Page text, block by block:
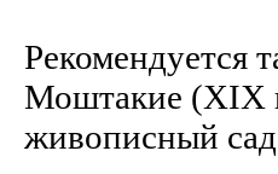
Рекомендуется
Моштакие (XIX
живописный